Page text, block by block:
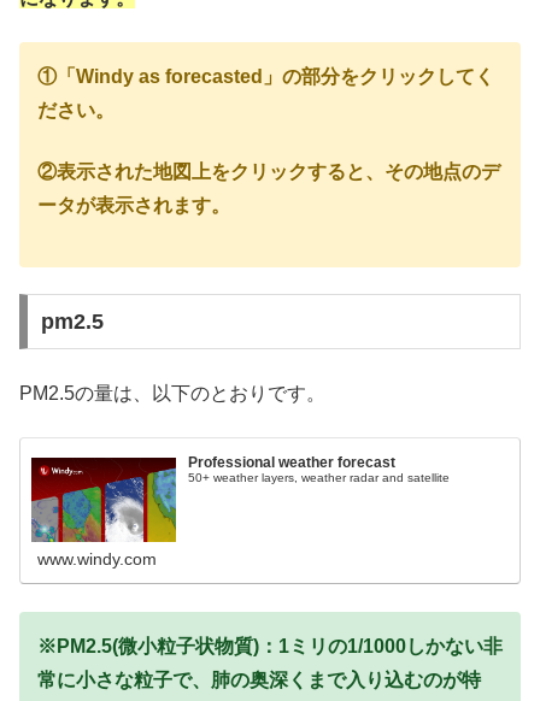
①「Windy as forecasted」の部分をクリックしてく
ださい。
②表示された地図上をクリックすると、その地点のデ
ータが表示されます。
pm2.5
PM2.5の量は、以下のとおりです。
Professional weather forecast
50+ weather layers, weather radar and satellite
www.windy.com
※PM2.5(微小粒子状物質)：1ミリの1/1000しかない非
常に小さな粒子で、肺の奥深くまで入り込むのが特